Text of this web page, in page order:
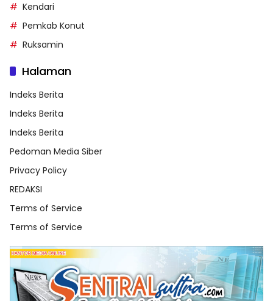
Kendari
Pemkab Konut
Ruksamin
Halaman
Indeks Berita
Indeks Berita
Indeks Berita
Pedoman Media Siber
Privacy Policy
REDAKSI
Terms of Service
Terms of Service